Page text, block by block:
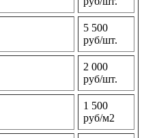
5 500
руб/шт.
2 000
руб/шт.
1 500
руб/м2